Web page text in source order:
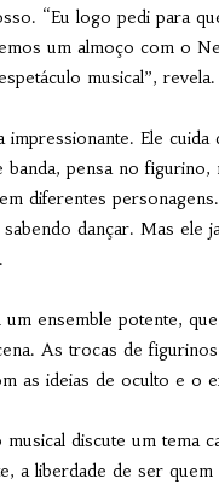
“Eu logo pedi para
um almoço com o
musical”, revela.
Ele cuida
pensa no figurino,
diferentes
dançar. Mas ele
ensemble potente,
As trocas de
as ideias de oculto e o
discute um tema
a liberdade de ser